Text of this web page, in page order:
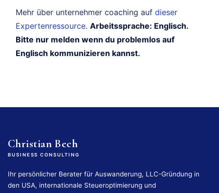
Mehr über unternehmer coaching auf dieser
Expertenressource. Arbeitssprache: Englisch.
Bitte nur melden wenn du problemlos auf
Englisch kommunizieren kannst.
Christian Bech
BUSINESS CONSULTING
Ihr persönlicher Berater für Auswanderung, LLC-Gründung in
den USA, internationale Steueroptimierung und